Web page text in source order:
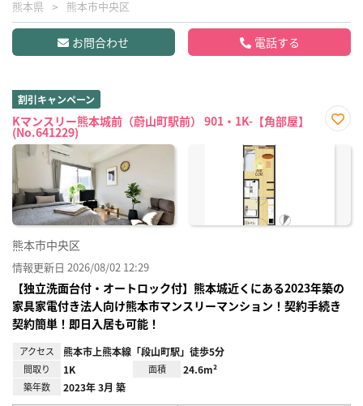
熊本県 熊本市中央区
お問合わせ 電話する
割引キャンペーン
Kマンスリー熊本城前（蔚山町駅前） 901・1K-【角部屋】
(No.641229)
に入
熊本市中央区
情報更新日 2026/08/02 12:29
【独立洗面台付・オートロック付】熊本城近くにある2023年築の
家具家電付き法人向け熊本市マンスリーマンション！契約手続き
契約簡単！即日入居も可能！
アクセス 熊本市上熊本線「段山町駅」徒歩5分
間取り 1K 面積 24.6m²
築年数 2023年 3月 築